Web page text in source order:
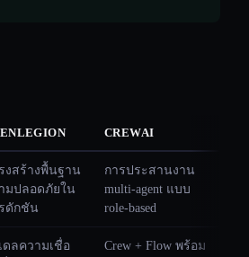
CREWAI
งสร้างพื้นฐาน
มปลอดภัยใน
ดักชัน
การประสานงาน
multi-agent แบบ
role-based
ดลความเชื่อ
Crew + Flow พร้อม